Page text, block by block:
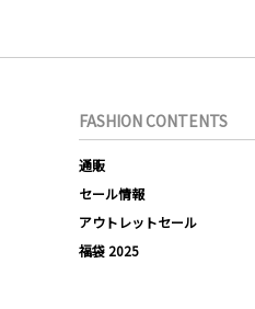
FASHION CONTENTS
通販
セール情報
アウトレットセール
福袋 2025